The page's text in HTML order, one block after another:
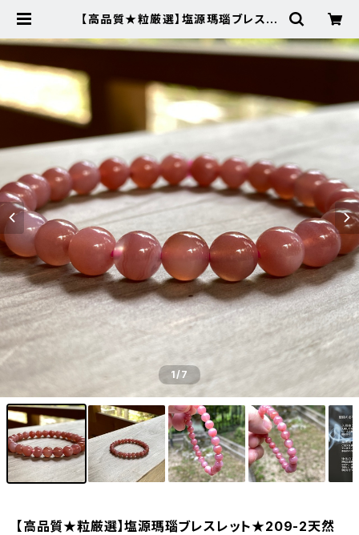
【高品質★粒厳選】塩源瑪瑙ブレスレ
ブレスレット | Noah's Stone ～パ
ワーストーン・天然石SHOP～
1/7
【高品質★粒厳選】塩源瑪瑙ブレスレット★209-2天然